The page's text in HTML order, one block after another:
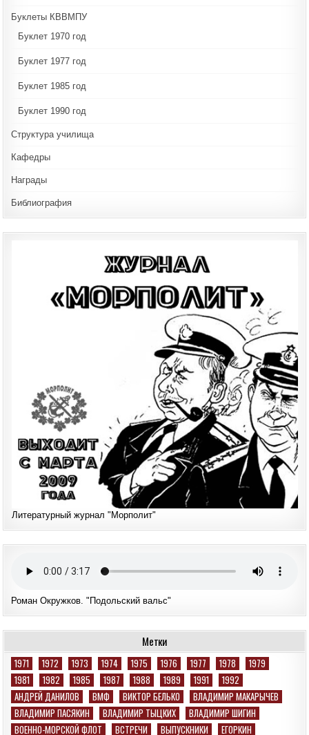
Буклеты КВВМПУ
Буклет 1970 год
Буклет 1977 год
Буклет 1985 год
Буклет 1990 год
Структура училища
Кафедры
Награды
Библиография
Литературный журнал "Морполит"
Роман Окружков. "Подольский вальс"
Метки
1971 1972 1973 1974 1975 1976 1977 1978
1979
1981
1982 1985 1987 1988 1989 1991
1992
АНДРЕЙ ДАНИЛОВ
ВМФ ВИКТОР БЕЛЬКО
ВЛАДИМИР МАКАРЫЧЕВ
ВЛАДИМИР ПАСЯКИН
ВЛАДИМИР ТЫЦКИХ
ВЛАДИМИР ШИГИН
ВОЕННО-МОРСКОЙ ФЛОТ
ВСТРЕЧИ ВЫПУСКНИКИ ЕГОРКИН